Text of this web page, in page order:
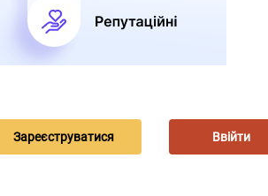
Зареєструватися Ввійти